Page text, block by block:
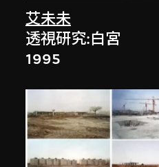
艾未未
透視研究:白宮
1995